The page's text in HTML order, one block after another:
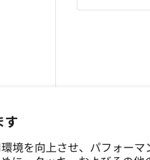
す
境を向上させ、パフォーマ